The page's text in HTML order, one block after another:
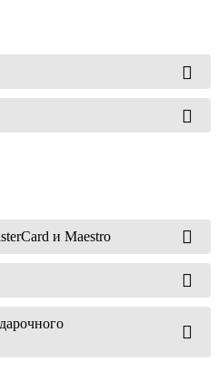
и Maestro